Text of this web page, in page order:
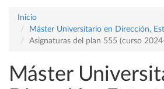
Inicio
Máster Universitario en Dirección,
Asignaturas del plan 555 (curso
Máster